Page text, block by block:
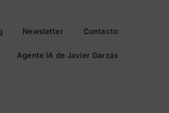
Newsletter Contacto
Agente IA de Javier Garzás